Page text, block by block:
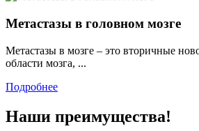
Метастазы в головном мозге
Метастазы в мозге – это вторичные
области мозга, ...
Подробнее
Наши преимущества!